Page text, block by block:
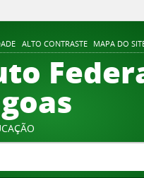
ALTO CONTRASTE MAPA DO
Comunica BR
Participe
Canais